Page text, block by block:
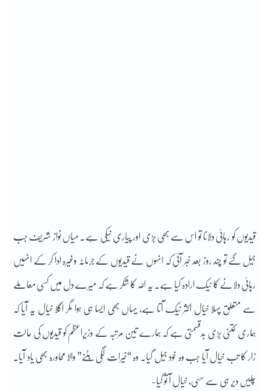
قیدیوں کو رہائی دلانا تو اس سے بھی بڑی اور پیاری نیکی ہے۔ میاں نواز شریف جب
جیل گئے تو چند روز بعد خبر آئی کہ انہوں نے قیدیوں کے جرمانہ وغیرہ ادا کر کے انہیں
رہائی دلانے کا نیک ارادہ کیا ہے۔ یہ اللہ کا شکر ہے کہ میرے دل میں کسی معاملے
سے متعلق پہلا خیال اکثر نیک آتا ہے، یہاں بھی ایسا ہی ہوا مگر اگلا خیال یہ آیا کہ
ہماری کتنی بڑی بدقسمتی ہے کہ ہمارے تین مرتبہ کے وزیراعظم کو قیدیوں کی حالت
زار کا تب خیال آیا جب وہ خود جیل گیا۔ وہ “خیرات لگی بٹنے” والا محاورہ بھی یاد آیا۔
چلیں دیر ہی سے سہی، خیال آ تو گیا-